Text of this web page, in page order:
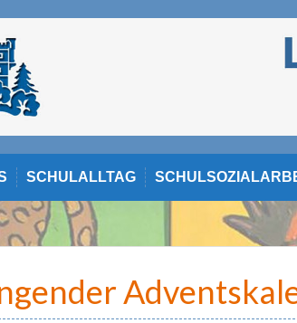
SCHULALLTAG